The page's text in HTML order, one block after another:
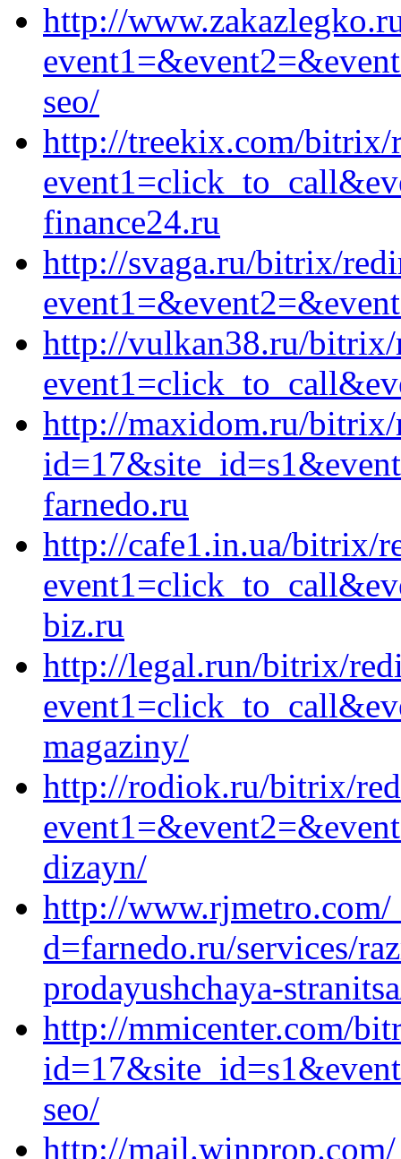
http://
seo/
http://treekix.com/bitrix/
finance24.ru
http://svaga.ru/bitrix/
http://vulkan38.ru/bitrix/
http://maxidom.ru/bitrix/
farnedo.ru
http://cafe1.in.ua/bitrix/
biz.ru
http://legal.run/bitrix/
magaziny/
http://rodiok.ru/bitrix/
dizayn/
http://www.rjmetro.com/
d=farnedo.ru/services/
prodayushchaya-
http://mmicenter.com/
seo/
http://mail.winprop.com/